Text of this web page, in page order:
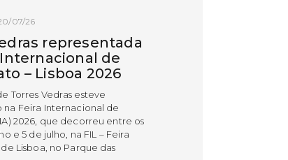
07/26
representada
de
– Lisboa 2026
Torres Vedras esteve
na Feira Internacional de
2026, que decorreu entre os
e 5 de julho, na FIL – Feira
Lisboa, no Parque das